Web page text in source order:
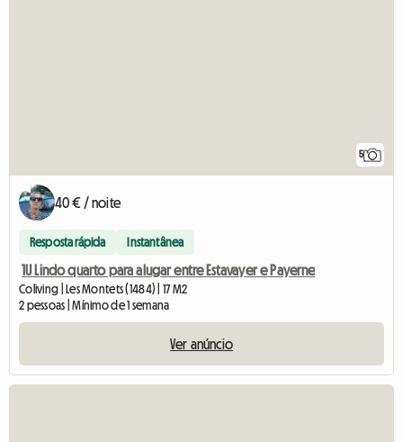
5
40 € / noite
Resposta rápida Instantânea
1U Lindo quarto para alugar entre Estavayer e Payerne
Coliving | Les Montets (1484) | 17 M2
2 pessoas | Mínimo de 1 semana
Ver anúncio